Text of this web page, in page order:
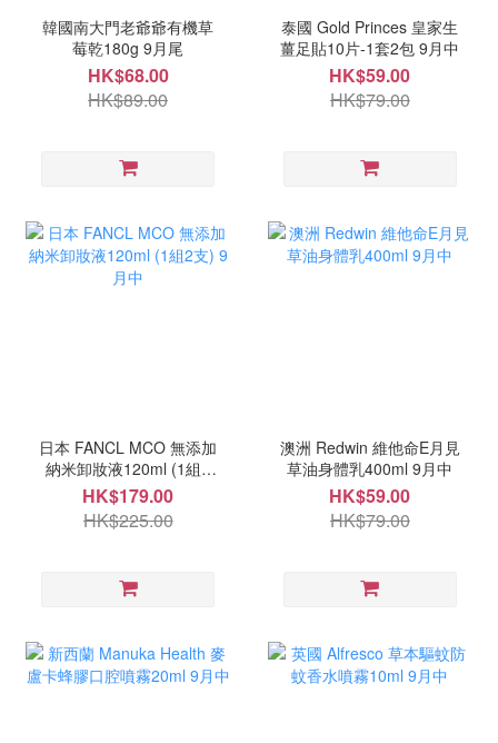
韓國南大門老爺爺有機草
莓乾180g 9月尾
HK$68.00
HK$89.00
泰國 Gold Princes 皇家生
薑足貼10片-1套2包 9月中
HK$59.00
HK$79.00
日本 FANCL MCO 無添加
納米卸妝液120ml (1組2
支) 9月中
HK$179.00
HK$225.00
澳洲 Redwin 維他命E月見
草油身體乳400ml 9月中
HK$59.00
HK$79.00